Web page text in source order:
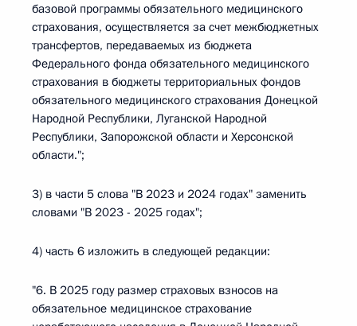
базовой программы обязательного медицинского
страхования, осуществляется за счет межбюджетных
трансфертов, передаваемых из бюджета
Федерального фонда обязательного медицинского
страхования в бюджеты территориальных фондов
обязательного медицинского страхования Донецкой
Народной Республики, Луганской Народной
Республики, Запорожской области и Херсонской
области.";
3) в части 5 слова "В 2023 и 2024 годах" заменить
словами "В 2023 - 2025 годах";
4) часть 6 изложить в следующей редакции:
"6. В 2025 году размер страховых взносов на
обязательное медицинское страхование